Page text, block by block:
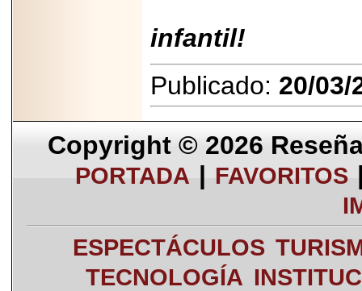
infantil!
Publicado: 20/03/
Copyright © 2026
PORTADA | FAVORITOS
ESPECTÁCULOS
TECNOLOGÍA